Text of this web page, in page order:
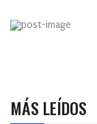
MÁS LEÍDOS